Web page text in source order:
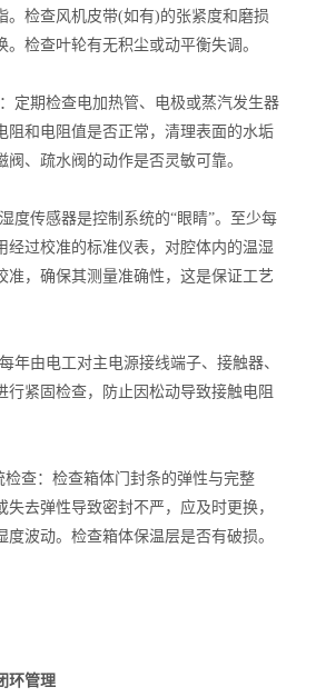
。检查风机皮带(如有)的张紧度和磨损
。检查叶轮有无积尘或动平衡失调。
期检查电加热管、电极或蒸汽发生器
阻和电阻值是否正常，清理表面的水垢
阀、疏水阀的动作是否灵敏可靠。
传感器是控制系统的“眼睛”。至少每
经过校准的标准仪表，对腔体内的温湿
准，确保其测量准确性，这是保证工艺
由电工对主电源接线端子、接触器、
行紧固检查，防止因松动导致接触电阻
查：检查箱体门封条的弹性与完整
失去弹性导致密封不严，应及时更换，
度波动。检查箱体保温层是否有破损。
环管理